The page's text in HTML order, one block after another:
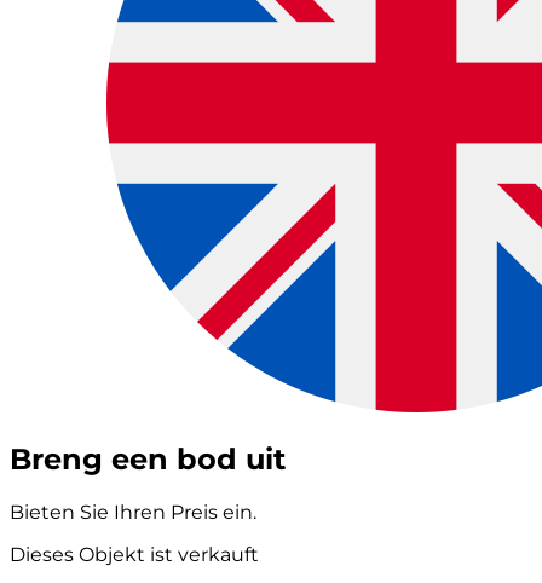
Breng een bod uit
Bieten Sie Ihren Preis ein.
Dieses Objekt ist verkauft